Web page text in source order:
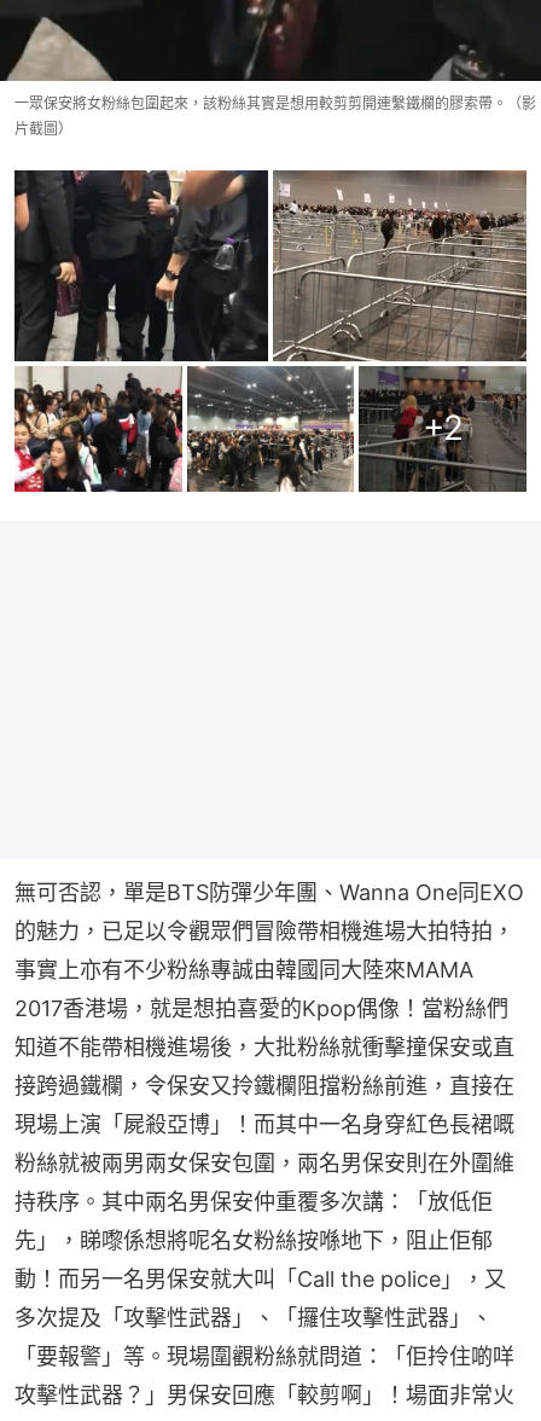
一眾保安將女粉絲包圍起來，該粉絲其實是想用較剪剪開連繫鐵欄的膠索帶。（影
片截圖）
+2
無可否認，單是BTS防彈少年團、Wanna One同EXO
的魅力，已足以令觀眾們冒險帶相機進場大拍特拍，
事實上亦有不少粉絲專誠由韓國同大陸來MAMA
2017香港場，就是想拍喜愛的Kpop偶像！當粉絲們
知道不能帶相機進場後，大批粉絲就衝擊撞保安或直
接跨過鐵欄，令保安又拎鐵欄阻擋粉絲前進，直接在
現場上演「屍殺亞博」！而其中一名身穿紅色長裙嘅
粉絲就被兩男兩女保安包圍，兩名男保安則在外圍維
持秩序。其中兩名男保安仲重覆多次講：「放低佢
先」，睇嚟係想將呢名女粉絲按喺地下，阻止佢郁
動！而另一名男保安就大叫「Call the police」，又
多次提及「攻擊性武器」、「攞住攻擊性武器」、
「要報警」等。現場圍觀粉絲就問道：「佢拎住啲咩
攻擊性武器？」男保安回應「較剪啊」！場面非常火